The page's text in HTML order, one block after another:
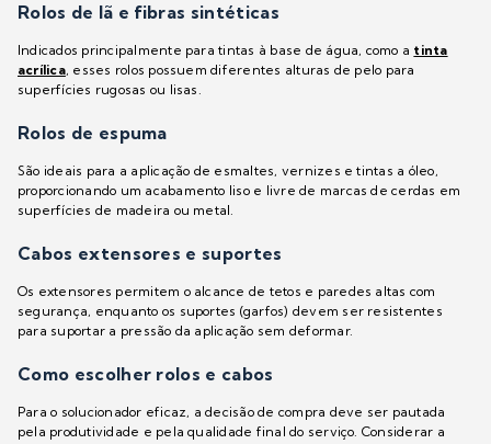
Rolos de lã e fibras sintéticas
Indicados principalmente para tintas à base de água, como a tinta
acrílica, esses rolos possuem diferentes alturas de pelo para
superfícies rugosas ou lisas.
Rolos de espuma
São ideais para a aplicação de esmaltes, vernizes e tintas a óleo,
proporcionando um acabamento liso e livre de marcas de cerdas em
superfícies de madeira ou metal.
Cabos extensores e suportes
Os extensores permitem o alcance de tetos e paredes altas com
segurança, enquanto os suportes (garfos) devem ser resistentes
para suportar a pressão da aplicação sem deformar.
Como escolher rolos e cabos
Para o solucionador eficaz, a decisão de compra deve ser pautada
pela produtividade e pela qualidade final do serviço. Considerar a